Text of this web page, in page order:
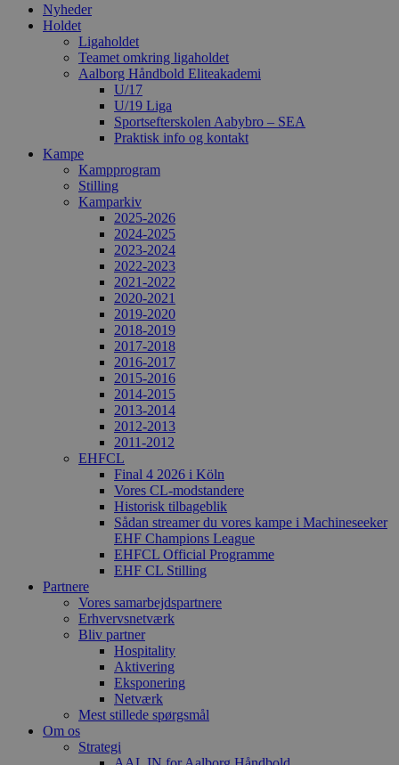
Nyheder
Holdet
Ligaholdet
Teamet omkring ligaholdet
Aalborg Håndbold Eliteakademi
U/17
U/19 Liga
Sportsefterskolen Aabybro – SEA
Praktisk info og kontakt
Kampe
Kampprogram
Stilling
Kamparkiv
2025-2026
2024-2025
2023-2024
2022-2023
2021-2022
2020-2021
2019-2020
2018-2019
2017-2018
2016-2017
2015-2016
2014-2015
2013-2014
2012-2013
2011-2012
EHFCL
Final 4 2026 i Köln
Vores CL-modstandere
Historisk tilbageblik
Sådan streamer du vores kampe i Machineseeker
EHF Champions League
EHFCL Official Programme
EHF CL Stilling
Partnere
Vores samarbejdspartnere
Erhvervsnetværk
Bliv partner
Hospitality
Aktivering
Eksponering
Netværk
Mest stillede spørgsmål
Om os
Strategi